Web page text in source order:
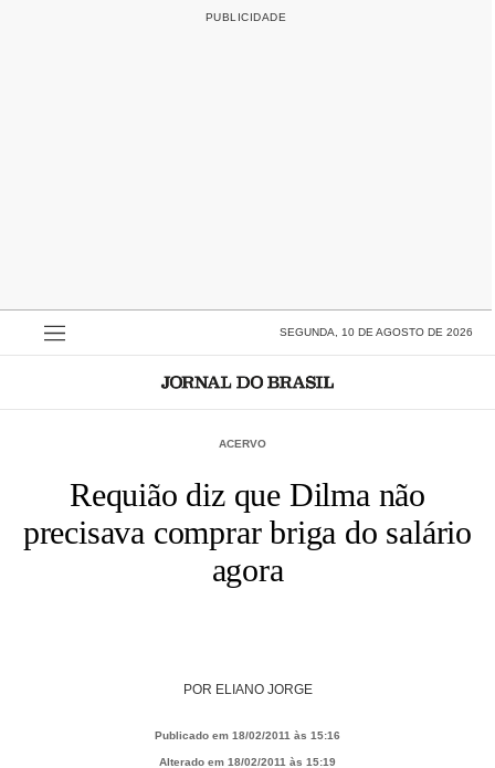
SEGUNDA, 10 DE AGOSTO DE 2026
ACERVO
Requião diz que Dilma não
precisava comprar briga do salário
agora
POR ELIANO JORGE
Publicado em 18/02/2011 às 15:16
Alterado em 18/02/2011 às 15:19